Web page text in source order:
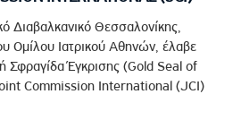
Διαβαλκανικό Θεσσαλονίκης,
Ομίλου Ιατρικού Αθηνών, έλαβε
Σφραγίδα Έγκρισης (Gold Seal of
Commission International (JCI)